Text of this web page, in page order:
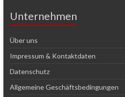
Unternehmen
Über uns
Impressum & Kontaktdaten
Datenschutz
Allgemeine Geschäftsbedingungen